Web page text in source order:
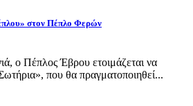
στον Πέπλο Φερών
ο Πέπλος Έβρου ετοιμάζεται να
που θα πραγματοποιηθεί...